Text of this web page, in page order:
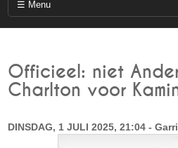
Officieel: niet
Charlton voor
DINSDAG, 1 JULI 2025, 21:04 -